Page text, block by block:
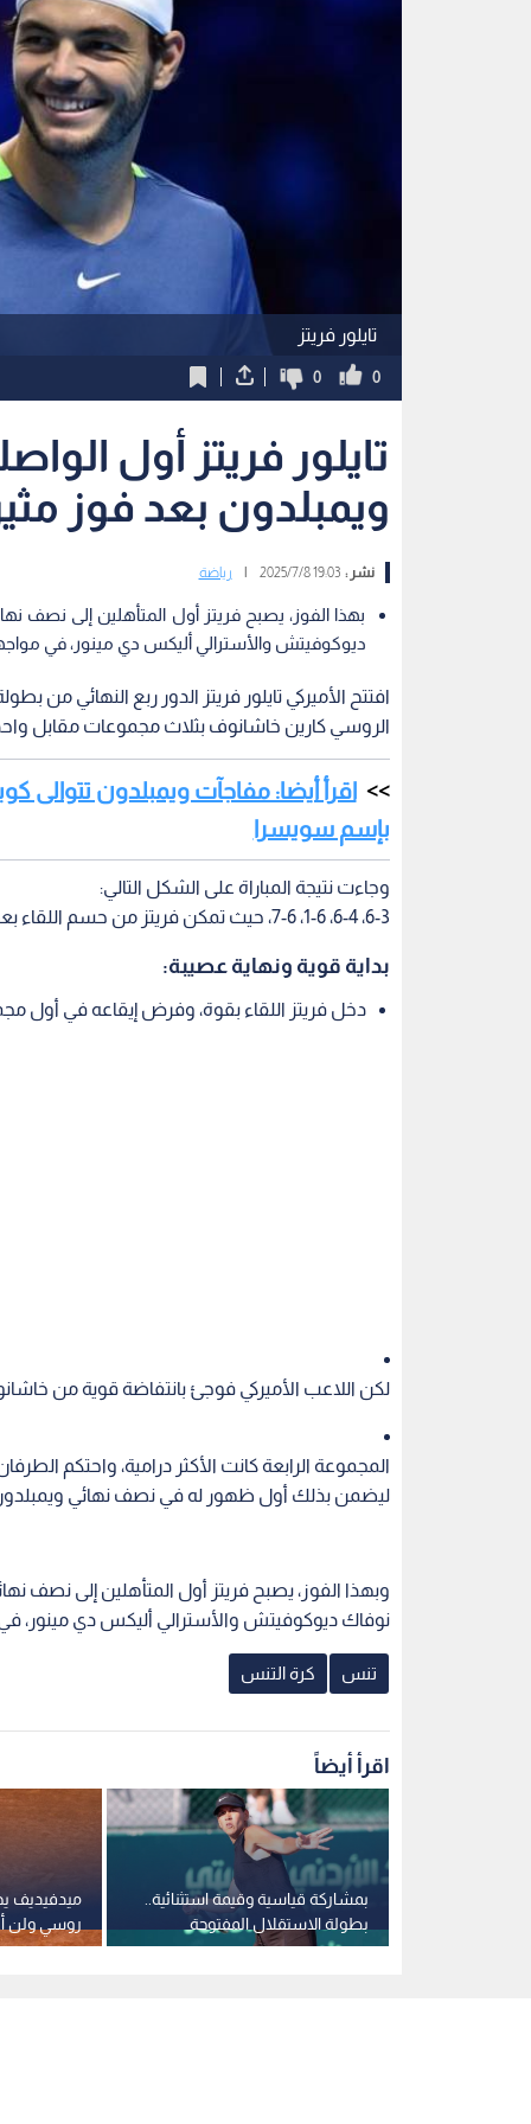
تايلور فريتز
0
0
تايلور فريتز أول
ويمبلدون بعد فوز
نشر :19:03 2025/7/8 رياضة
بهذا الفوز، يصبح فريتز أول المتأهلين إلى نصف
ديوكوفيتش والأسترالي أليكس دي مينور، في
افتتح الأميركي تايلور فريتز الدور ربع النهائي من
الروسي كارين خاشانوف بثلاث مجموعات مقابل
اقرأ أيضا: مفاجآت ويمبلدون
بإسم سويسرا
وجاءت نتيجة المباراة على الشكل التالي:
6-3، 6-4، 1-6، 7-6، حيث تمكن فريتز من حسم اللقاء بعد ساعتين ونصف من اللعب القوي والمنافسة الشرسة.
بداية قوية ونهاية عصيبة:
دخل فريتز اللقاء بقوة، وفرض إيقاعه في أول
لكن اللاعب الأميركي فوجئ بانتفاضة قوية من
ليضمن بذلك أول ظهور له في نصف نهائي ويمبلدون
وبهذا الفوز، يصبح فريتز أول المتأهلين إلى نصف
نوفاك ديوكوفيتش والأسترالي أليكس دي مينور،
تنس كرة التنس
اقرأ أيضاً
ميدفيديف
روسي ولن
بمشاركة قياسية وقيمة استثنائية..
بطولة الاستقلال المفتوحة
تواصل ترك بصمتها على رياضة